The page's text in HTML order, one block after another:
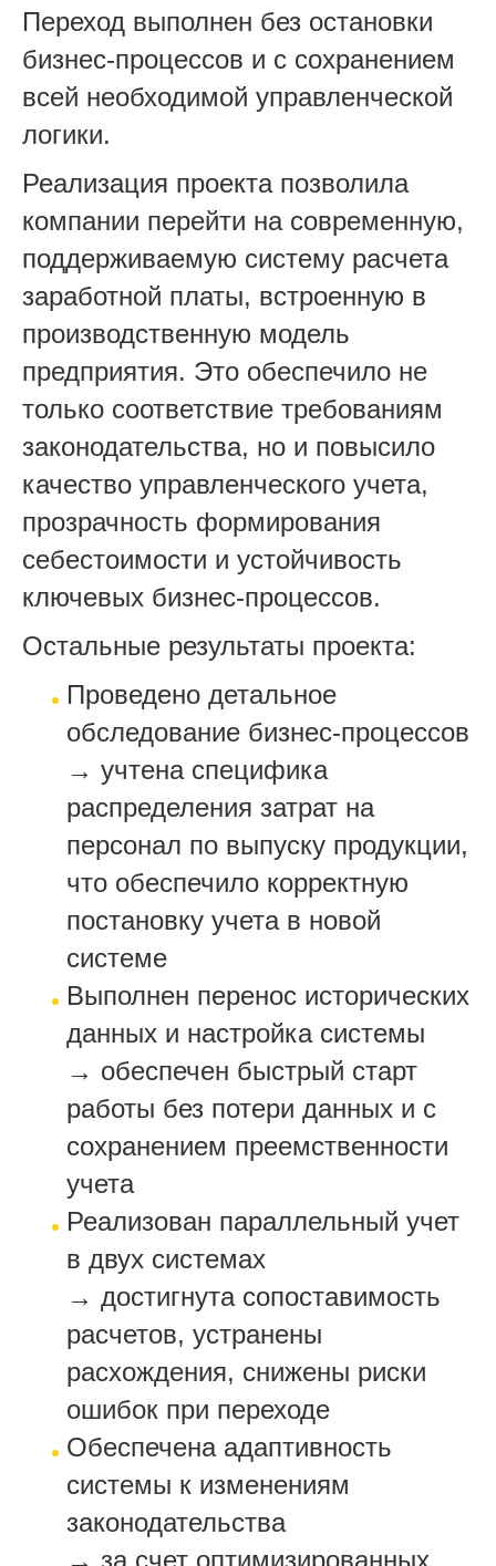
Переход выполнен без остановки
бизнес-процессов и с сохранением
всей необходимой управленческой
логики.
Реализация проекта позволила
компании перейти на современную,
поддерживаемую систему расчета
заработной платы, встроенную в
производственную модель
предприятия. Это обеспечило не
только соответствие требованиям
законодательства, но и повысило
качество управленческого учета,
прозрачность формирования
себестоимости и устойчивость
ключевых бизнес-процессов.
Остальные результаты проекта:
Проведено детальное
обследование бизнес-процессов
→ учтена специфика
распределения затрат на
персонал по выпуску продукции,
что обеспечило корректную
постановку учета в новой
системе
Выполнен перенос исторических
данных и настройка системы
→ обеспечен быстрый старт
работы без потери данных и с
сохранением преемственности
учета
Реализован параллельный учет
в двух системах
→ достигнута сопоставимость
расчетов, устранены
расхождения, снижены риски
ошибок при переходе
Обеспечена адаптивность
системы к изменениям
законодательства
→ за счет оптимизированных